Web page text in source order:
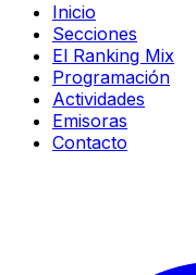
Inicio
Secciones
El Ranking Mix
Programación
Actividades
Emisoras
Contacto